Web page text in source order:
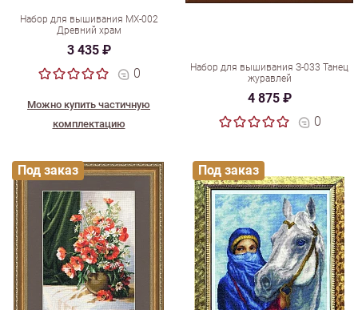
Набор для вышивания МХ-002
Древний храм
3 435 ₽
0
Можно купить частичную
комплектацию
Набор для вышивания З-033 Танец
журавлей
4 875 ₽
0
Под заказ Под заказ